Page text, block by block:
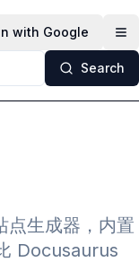
with Google
Search
点生成器，内置
Docusaurus